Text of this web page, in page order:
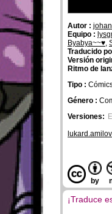
Autor :
Equipo :
Byabya~~♥,
Traducido
Versión
Ritmo de
Tipo :
Género :
Versiones:
by
¡Traduce